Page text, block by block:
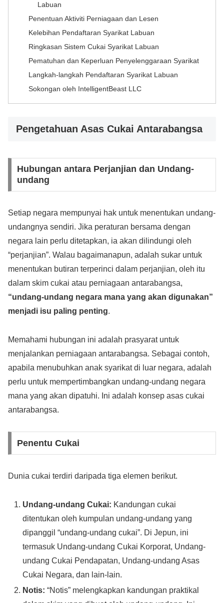
Labuan
Penentuan Aktiviti Perniagaan dan Lesen
Kelebihan Pendaftaran Syarikat Labuan
Ringkasan Sistem Cukai Syarikat Labuan
Pematuhan dan Keperluan Penyelenggaraan Syarikat
Langkah-langkah Pendaftaran Syarikat Labuan
Sokongan oleh IntelligentBeast LLC
Pengetahuan Asas Cukai Antarabangsa
Hubungan antara Perjanjian dan Undang-
undang
Setiap negara mempunyai hak untuk menentukan undang-
undangnya sendiri. Jika peraturan bersama dengan
negara lain perlu ditetapkan, ia akan dilindungi oleh
“perjanjian”. Walau bagaimanapun, adalah sukar untuk
menentukan butiran terperinci dalam perjanjian, oleh itu
dalam skim cukai atau perniagaan antarabangsa,
“undang-undang negara mana yang akan digunakan”
menjadi isu paling penting.
Memahami hubungan ini adalah prasyarat untuk
menjalankan perniagaan antarabangsa. Sebagai contoh,
apabila menubuhkan anak syarikat di luar negara, adalah
perlu untuk mempertimbangkan undang-undang negara
mana yang akan dipatuhi. Ini adalah konsep asas cukai
antarabangsa.
Penentu Cukai
Dunia cukai terdiri daripada tiga elemen berikut.
Undang-undang Cukai: Kandungan cukai
ditentukan oleh kumpulan undang-undang yang
dipanggil “undang-undang cukai”. Di Jepun, ini
termasuk Undang-undang Cukai Korporat, Undang-
undang Cukai Pendapatan, Undang-undang Asas
Cukai Negara, dan lain-lain.
Notis: “Notis” melengkapkan kandungan praktikal